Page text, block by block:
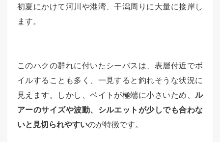
初夏にかけて河川や港湾、干潟周りに大量に接岸し
ます。
このハクの群れに付いたシーバスは、表層付近でボ
イルすることも多く、一見すると釣れそうな状況に
見えます。しかし、ベイトが極端に小さいため、 ル
アーのサイズや波動、シルエットが少しでも合わな
いと見切られやすいのが特徴です。